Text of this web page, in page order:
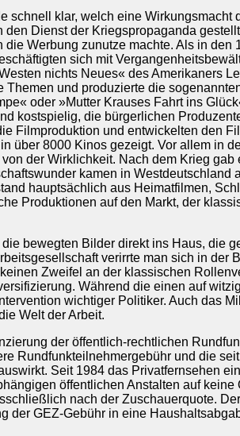
schnell klar, welch eine
Dienst der Kriegspropaganda
Werbung zunutze machte. Als in
sich mit
nichts Neues« des Amerikaners
Themen und produzierte die
oder »Mutter Krauses Fahrt ins
kostspielig, die bürgerlichen
Filmproduktion und entwickelten den
über 8000 Kinos gezeigt. Vor allem in
der Wirklichkeit. Nach dem Krieg
kamen in
hauptsächlich aus Heimatfilmen,
Produktionen auf den Markt, der
bewegten Bilder direkt ins Haus, die
verirrte man sich in
Zweifel an der klassischen
Während die einen auf
wichtiger Politiker. Auch das
Welt der Arbeit.
der öffentlich-rechtlichen
Rundfunkteilnehmergebühr und die
Seit 1984 das Privatfernsehen
öffentlichen Anstalten auf
nach der Zuschauerquote.
der GEZ-Gebühr in eine